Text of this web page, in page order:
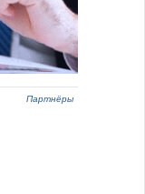
Партнёры